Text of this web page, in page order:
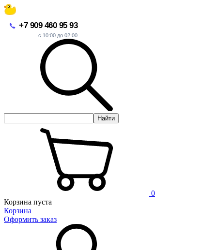
+7 909 460 95 93
с 10:00 до 02:00
Найти
0
Корзина пуста
Корзина
Оформить заказ